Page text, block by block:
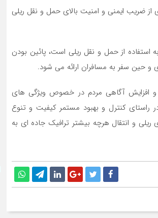
از ضریب ایمنی و امنیت بالای حمل و نقل ریلی
از حمل و نقل ریلی است، پائین بودن
و حین سفر به مسافران ارائه می شود.
افزایش آگاهی مردم در خصوص ویژگی های
کنترل و بهبود مستمر کیفیت و تنوع
و انتقال هرچه بیشتر ترافیک جاده ای به